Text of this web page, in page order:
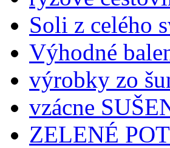
Soli z celého
Výhodné
výrobky zo
vzácne
ZELENÉ